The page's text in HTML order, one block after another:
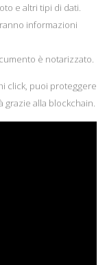
e altri tipi di dati.
informazioni
è notarizzato.
click, puoi proteggere
alla blockchain.